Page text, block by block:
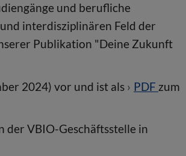
und berufliche
interdisziplinären Feld der
Publikation "Deine Zukunft
2024) vor und ist als
PDF zum
der VBIO-Geschäftsstelle in